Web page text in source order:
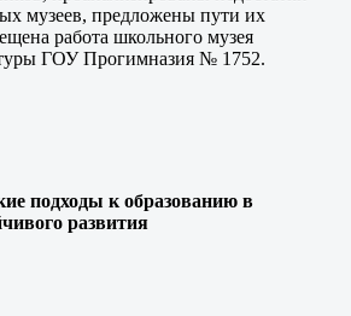
музеев, предложены пути их
работа школьного музея
ГОУ Прогимназия № 1752.
подходы к образованию в
развития